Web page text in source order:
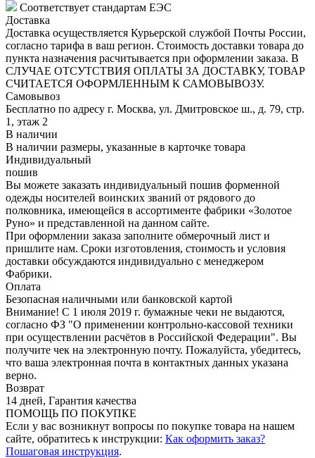
Соответствует стандартам ЕЭС
Доставка
Доставка осуществляется Курьерской службой Почты России,
согласно тарифа в ваш регион. Стоимость доставки товара до
пункта назначения расчитывается при оформлении заказа. В
СЛУЧАЕ ОТСУТСТВИЯ ОПЛАТЫ ЗА ДОСТАВКУ, ТОВАР
СЧИТАЕТСЯ ОФОРМЛЕННЫМ К САМОВЫВОЗУ.
Самовывоз
Бесплатно по адресу г. Москва, ул. Дмитровское ш., д. 79, стр.
1, этаж 2
В наличии
В наличии размеры, указанные в карточке товара
Индивидуальный
пошив
Вы можете заказать индивидуальный пошив форменной
одежды носителей воинских званий от рядового до
полковника, имеющейся в ассортименте фабрики «Золотое
Руно» и представленной на данном сайте.
При оформлении заказа заполните обмерочный лист и
пришлите нам. Сроки изготовления, стоимость и условия
доставки обсуждаются индивидуально с менеджером
Фабрики.
Оплата
Безопасная наличными или банковской картой
Внимание! С 1 июля 2019 г. бумажные чеки не выдаются,
согласно ФЗ "О применении контрольно-кассовой техники
при осуществлении расчётов в Российской Федерации". Вы
получите чек на электронную почту. Пожалуйста, убедитесь,
что ваша электронная почта в контактных данных указана
верно.
Возврат
14 дней, Гарантия качества
ПОМОЩЬ ПО ПОКУПКЕ
Если у вас возникнут вопросы по покупке товара на нашем
сайте, обратитесь к инструкции: Как оформить заказ?
Пошаговая инструкция.